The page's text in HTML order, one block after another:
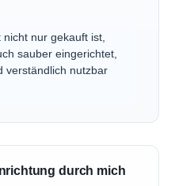
nur gekauft ist,
sauber eingerichtet,
verständlich nutzbar
durch mich